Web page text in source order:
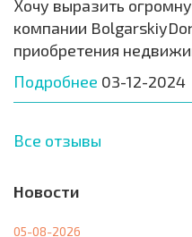
Хочу выразить
компании
приобретения
Подробнее 03-12-2024
Все отзывы
Новости
05-08-2026